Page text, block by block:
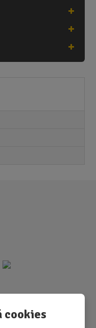
cookies